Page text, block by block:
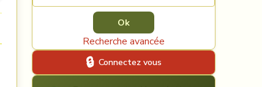
Recherche avancée
Connectez vous